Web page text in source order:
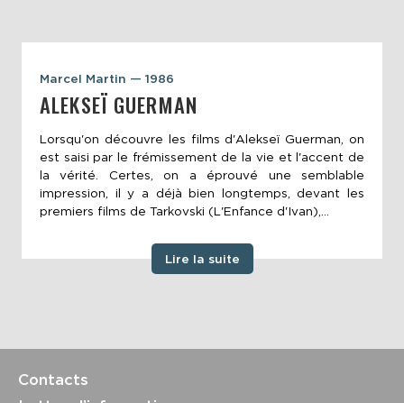
Marcel Martin — 1986
ALEKSEÏ GUERMAN
Lorsqu'on découvre les films d'Alekseï Guerman, on
est saisi par le frémissement de la vie et l'accent de
la vérité. Certes, on a éprouvé une semblable
impression, il y a déjà bien longtemps, devant les
premiers films de Tarkovski (L'Enfance d'Ivan),...
Lire la suite
Contacts